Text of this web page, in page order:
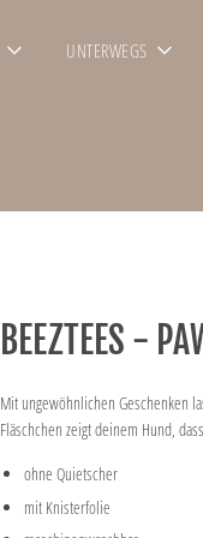
UNTERWEGS
BEEZTEES -
Mit ungewöhnlichen Geschenken
Fläschchen zeigt deinem Hund,
ohne Quietscher
mit Knisterfolie